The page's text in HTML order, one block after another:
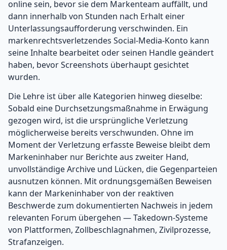
online sein, bevor sie dem Markenteam auffällt, und
dann innerhalb von Stunden nach Erhalt einer
Unterlassungsaufforderung verschwinden. Ein
markenrechtsverletzendes Social-Media-Konto kann
seine Inhalte bearbeitet oder seinen Handle geändert
haben, bevor Screenshots überhaupt gesichtet
wurden.
Die Lehre ist über alle Kategorien hinweg dieselbe:
Sobald eine Durchsetzungsmaßnahme in Erwägung
gezogen wird, ist die ursprüngliche Verletzung
möglicherweise bereits verschwunden. Ohne im
Moment der Verletzung erfasste Beweise bleibt dem
Markeninhaber nur Berichte aus zweiter Hand,
unvollständige Archive und Lücken, die Gegenparteien
ausnutzen können. Mit ordnungsgemäßen Beweisen
kann der Markeninhaber von der reaktiven
Beschwerde zum dokumentierten Nachweis in jedem
relevanten Forum übergehen — Takedown-Systeme
von Plattformen, Zollbeschlagnahmen, Zivilprozesse,
Strafanzeigen.